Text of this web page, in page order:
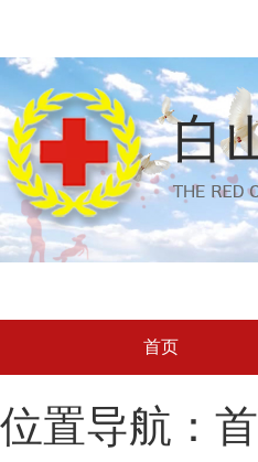
首页
位置导航：